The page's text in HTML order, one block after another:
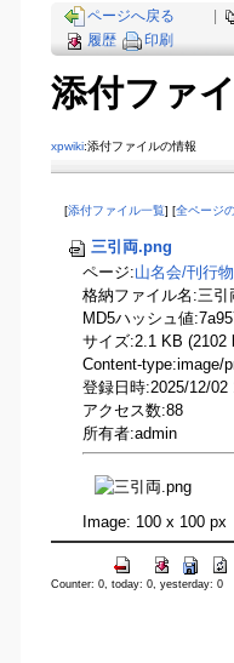
ページへ戻る
履歴
印刷
添付ファ
xpwiki:添付ファイルの情報
[添付ファイル一覧] [全ページ
三引両.png
ページ:山名会​/刊行
格納ファイル名:三引
MD5ハッシュ値
サイズ:2.1 KB (2102
Content-type:image/
登録日時:2025/12/02
アクセス数:88
所有者:admin
Image: 100 x 100 px
Counter: 0, today: 0, yesterday: 0